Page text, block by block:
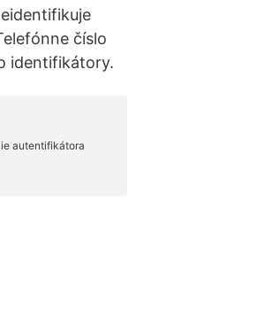
číslo
identifikátory.